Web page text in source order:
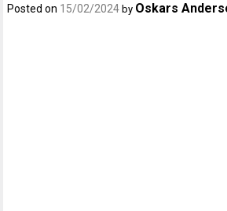
Posted on 15/02/2024 by Oskars